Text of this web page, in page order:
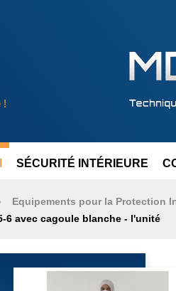
!
SÉCURITÉ INTÉRIEURE
Equipements pour la Protection
6 avec cagoule blanche - l'unité